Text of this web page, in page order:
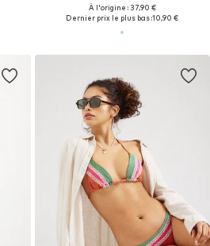
À l'origine : 37,90 €
Dernier prix le plus bas :10,90 €